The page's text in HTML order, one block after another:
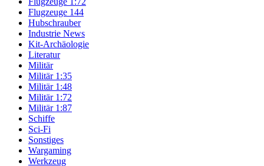
Flugzeuge 144
Hubschrauber
Industrie News
Kit-Archäologie
Literatur
Militär
Militär 1:35
Militär 1:48
Militär 1:72
Militär 1:87
Schiffe
Sci-Fi
Sonstiges
Wargaming
Werkzeug